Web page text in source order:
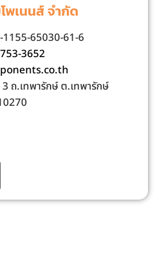
พเนนส์ จํากัด
1155-65030-61-6
3652
ถ.เทพารักษ์ ต.เทพารักษ์